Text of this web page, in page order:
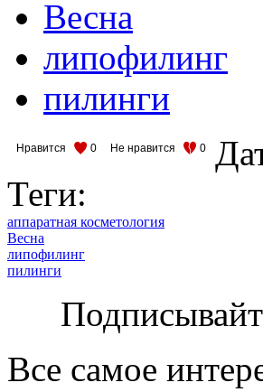
Весна
липофилинг
пилинги
Нравится 0 Не нравится 0
Теги:
аппаратная косметология
Весна
липофилинг
пилинги
Все самое